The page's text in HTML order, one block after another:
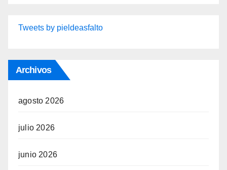
Tweets by pieldeasfalto
Archivos
agosto 2026
julio 2026
junio 2026